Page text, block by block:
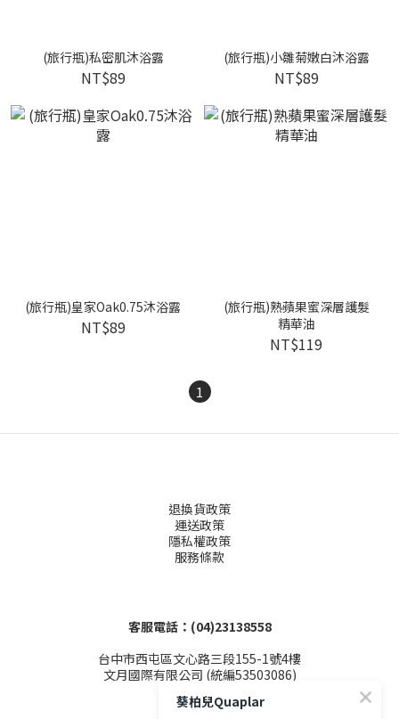
(旅行瓶)私密肌沐浴露
NT$89
(旅行瓶)小雛菊嫩白沐浴露
NT$89
(旅行瓶)皇家Oak0.75沐浴露
NT$89
(旅行瓶)熟蘋果蜜深層護髮
精華油
NT$119
1
退換貨政策
運送政策
隱私權政策
服務條款
客服電話：(04)23138558
台中市西屯區文心路三段155-1號4樓
文月國際有限公司 (統編53503086)
葵柏兒Quaplar